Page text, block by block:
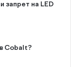
запрет на LED
Cobalt?